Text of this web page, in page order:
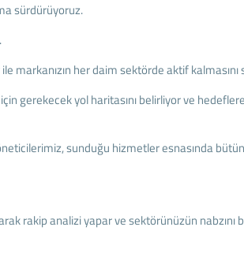
sürdürüyoruz.
her daim sektörde aktif kalmasını
gerekecek yol haritasını belirliyor ve
sunduğu hizmetler esnasında
rakip analizi yapar ve sektörünüzün nabzını